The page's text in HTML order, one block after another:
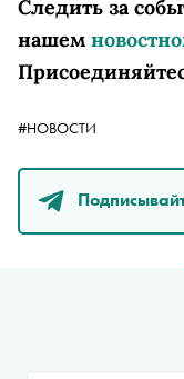
Следить за
нашем
#НОВОСТИ